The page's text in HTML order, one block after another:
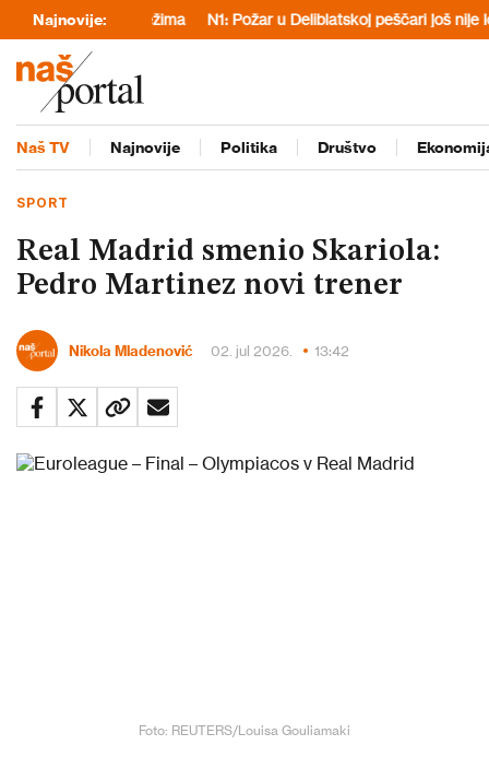
Najnovije:
režima N1: Požar u Deliblatskoj peščari još nije
Naš TV Najnovije Politika Društvo
SPORT
Real Madrid smenio Skariola:
Pedro Martinez novi trener
Nikola Mladenović 02. jul 2026. 13:42
Foto: REUTERS/Louisa Gouliamaki